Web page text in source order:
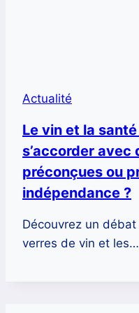
Actualité
Le vin et la
s’accorder
préconçues ou
indépendance ?
Découvrez un
verres de vin et les…